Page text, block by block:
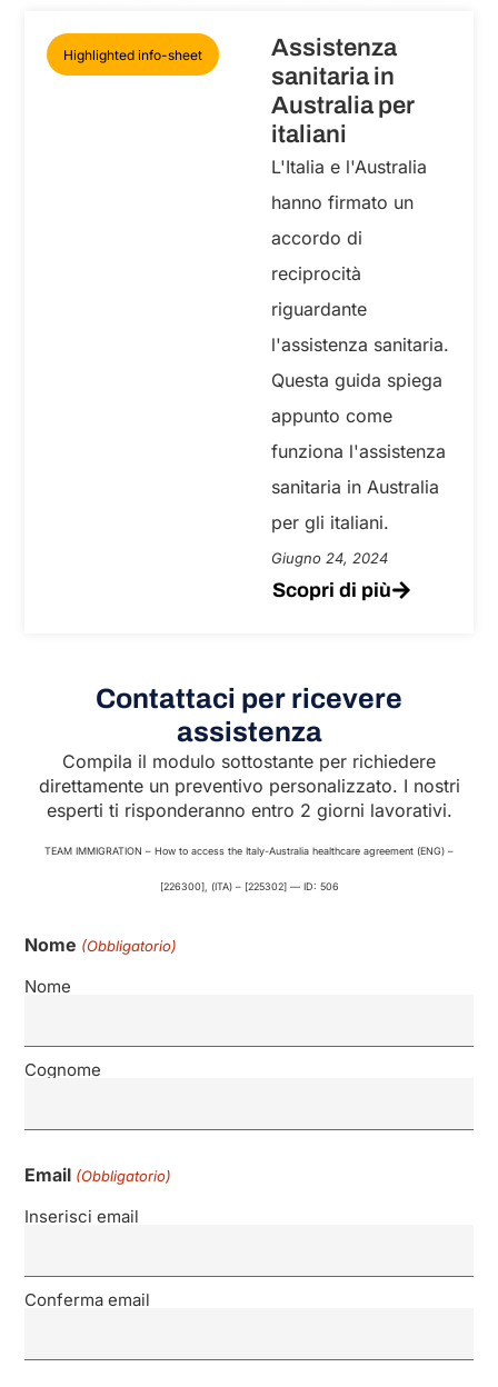
Highlighted info-sheet
Assistenza
sanitaria in
Australia per
italiani
L'Italia e l'Australia
hanno firmato un
accordo di
reciprocità
riguardante
l'assistenza sanitaria.
Questa guida spiega
appunto come
funziona l'assistenza
sanitaria in Australia
per gli italiani.
Giugno 24, 2024
Scopri di più
Contattaci per ricevere
assistenza
Compila il modulo sottostante per richiedere
direttamente un preventivo personalizzato. I nostri
esperti ti risponderanno entro 2 giorni lavorativi.
TEAM IMMIGRATION – How to access the Italy-Australia healthcare agreement (ENG) –
[226300], (ITA) – [225302] — ID: 506
Nome (Obbligatorio)
Nome
Cognome
Email (Obbligatorio)
Inserisci email
Conferma email